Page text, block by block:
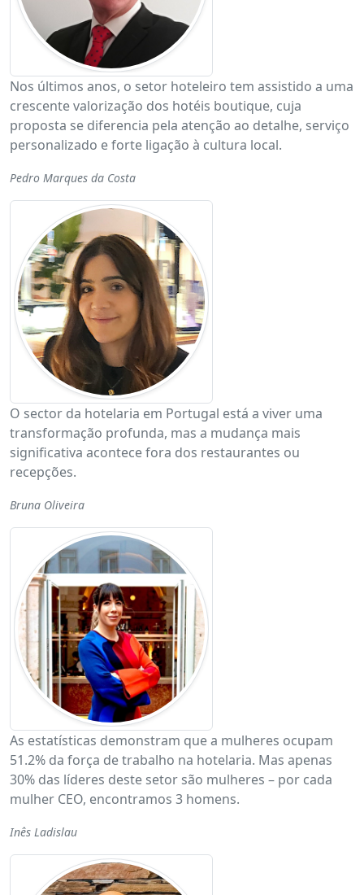
Nos últimos anos, o setor hoteleiro tem assistido a uma
crescente valorização dos hotéis boutique, cuja
proposta se diferencia pela atenção ao detalhe, serviço
personalizado e forte ligação à cultura local.
Pedro Marques da Costa
O sector da hotelaria em Portugal está a viver uma
transformação profunda, mas a mudança mais
significativa acontece fora dos restaurantes ou
recepções.
Bruna Oliveira
As estatísticas demonstram que a mulheres ocupam
51.2% da força de trabalho na hotelaria. Mas apenas
30% das líderes deste setor são mulheres – por cada
mulher CEO, encontramos 3 homens.
Inês Ladislau